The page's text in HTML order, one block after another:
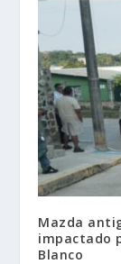
Mazda
impactado
Blanco